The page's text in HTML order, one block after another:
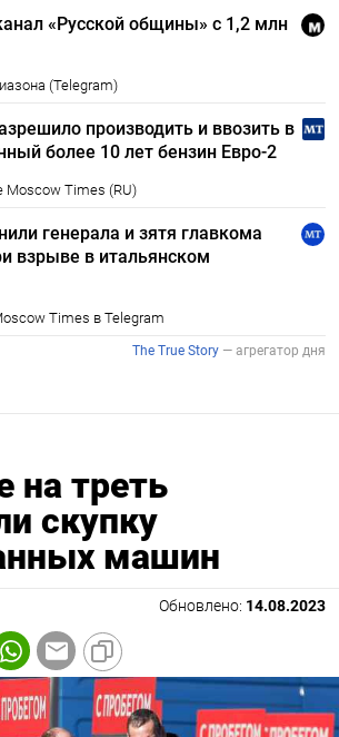
на треть
скупку
машин
Обновлено: 14.08.2023